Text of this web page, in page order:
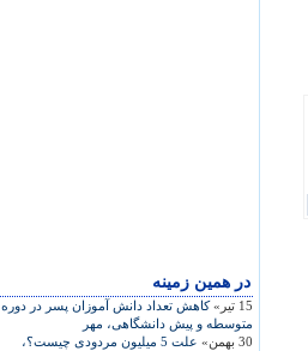
در همين زمينه
15 تیر»
کاهش تعداد دانش آموزان پسر در دوره
متوسطه و پيش دانشگاهی، مهر
30 بهمن»
علت 5 میلیون مردودی چیست؟،